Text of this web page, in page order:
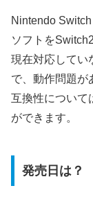
Nintendo
ソフトを
現在対応してい
で、動作問題が
互換性について
ができます。
発売日は？